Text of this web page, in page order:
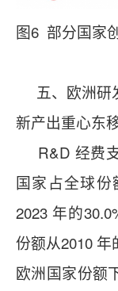
图6 部分国家
五、欧洲研
新产出重心东
R&D 经费
国家占全球份
2023 年的
份额从2010 年
欧洲国家份额